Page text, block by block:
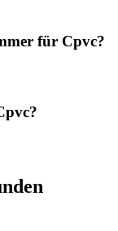
für Cpvc?